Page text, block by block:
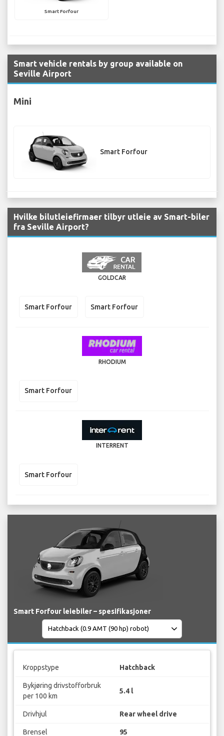
Smart Forfour
Smart vehicle rentals by group available on
Seville Airport
Mini
Smart Forfour
Hvilke bilutleiefirmaer tilbyr utleie av Smart-biler
fra Seville Airport?
GOLDCAR
Smart Forfour Smart Forfour
RHODIUM
Smart Forfour
INTERRENT
Smart Forfour
Smart Forfour leiebiler – spesifikasjoner
Kroppstype Hatchback
Bykjøring drivstofforbruk
per 100 km
5.4 l
Drivhjul Rear wheel drive
Brensel 95